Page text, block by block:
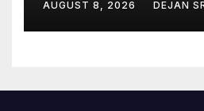
AUGUST 8, 2026 DEJAN